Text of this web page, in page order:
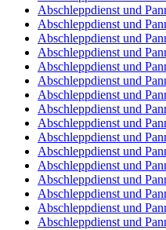
Abschleppdienst und
Abschleppdienst und
Abschleppdienst und
Abschleppdienst und
Abschleppdienst und
Abschleppdienst und
Abschleppdienst und
Abschleppdienst und
Abschleppdienst und
Abschleppdienst und
Abschleppdienst und
Abschleppdienst und
Abschleppdienst und
Abschleppdienst und
Abschleppdienst und
Abschleppdienst und